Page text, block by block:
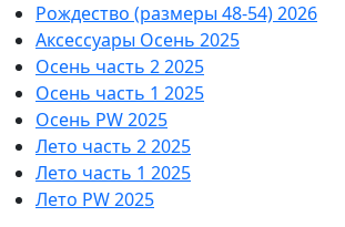
Рождество (размеры 48-54) 2026
Аксессуары Осень 2025
Осень часть 2 2025
Осень часть 1 2025
Осень PW 2025
Лето часть 2 2025
Лето часть 1 2025
Лето PW 2025